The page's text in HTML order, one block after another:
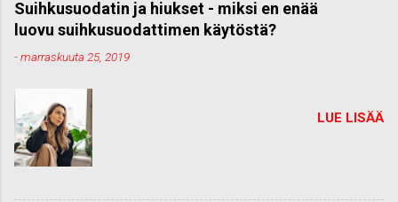
Suihkusuodatin ja hiukset - miksi en enää
luovu suihkusuodattimen käytöstä?
-marraskuuta 25, 2019
LUE LISÄÄ